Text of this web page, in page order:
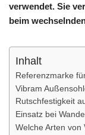
verwendet. Sie
beim
Inhalt
Referenzmarke
Vibram
Rutschfestigkeit
Einsatz bei
Welche Arten von